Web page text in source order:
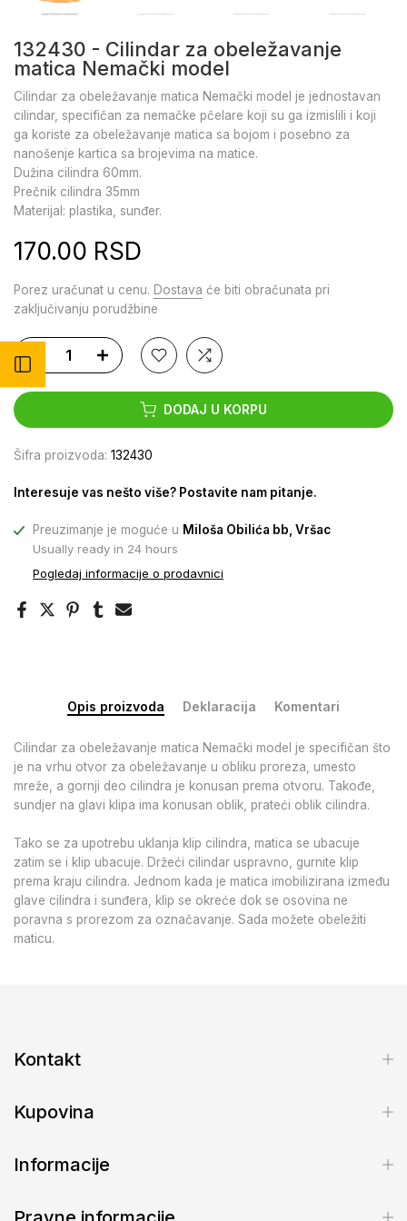
Otvori bočni meni
132430 - Cilindar za obeležavanje
matica Nemački model
Cilindar za obeležavanje matica Nemački model je jednostavan
cilindar, specifičan za nemačke pčelare koji su ga izmislili i koji
ga koriste za obeležavanje matica sa bojom i posebno za
nanošenje kartica sa brojevima na matice.
Dužina cilindra 60mm.
Prečnik cilindra 35mm
Materijal: plastika, sunđer.
170.00 RSD
Porez uračunat u cenu. Dostava će biti obračunata pri
zaključivanju porudžbine
DODAJ U KORPU
Šifra proizvoda: 132430
Interesuje vas nešto više? Postavite nam pitanje.
Preuzimanje je moguće u Miloša Obilića bb, Vršac
Usually ready in 24 hours
Pogledaj informacije o prodavnici
Opis proizvoda Deklaracija Komentari
Cilindar za obeležavanje matica Nemački model je specifičan što
je na vrhu otvor za obeležavanje u obliku proreza, umesto
mreže, a gornji deo cilindra je konusan prema otvoru. Takođe,
sundjer na glavi klipa ima konusan oblik, prateći oblik cilindra.
Tako se za upotrebu uklanja klip cilindra, matica se ubacuje
zatim se i klip ubacuje. Držeći cilindar uspravno, gurnite klip
prema kraju cilindra. Jednom kada je matica imobilizirana između
glave cilindra i sunđera, klip se okreće dok se osovina ne
poravna s prorezom za označavanje. Sada možete obeležiti
maticu.
Kontakt
Kupovina
Informacije